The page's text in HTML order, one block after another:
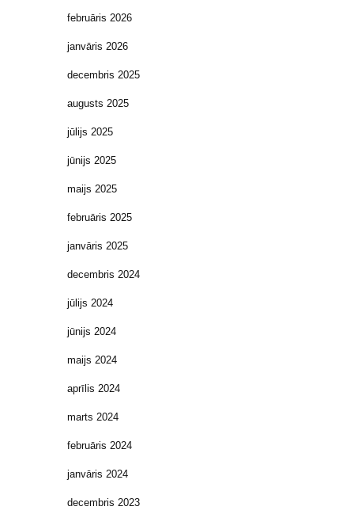
februāris 2026
janvāris 2026
decembris 2025
augusts 2025
jūlijs 2025
jūnijs 2025
maijs 2025
februāris 2025
janvāris 2025
decembris 2024
jūlijs 2024
jūnijs 2024
maijs 2024
aprīlis 2024
marts 2024
februāris 2024
janvāris 2024
decembris 2023